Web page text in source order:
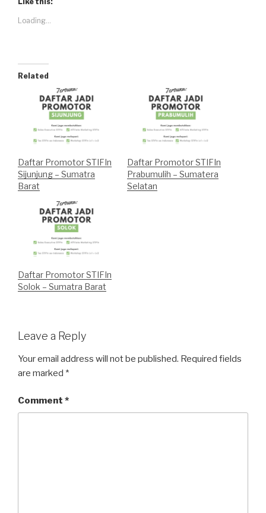
Loading...
Related
Daftar Promotor STIFIn
Sijunjung – Sumatra
Barat
Daftar Promotor STIFIn
Prabumulih – Sumatera
Selatan
Daftar Promotor STIFIn
Solok – Sumatra Barat
Leave a Reply
Your email address will not be published. Required fields
are marked *
Comment *